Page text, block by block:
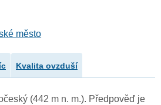
město
Kvalita ovzduší
(442 m n. m.). Předpověď je